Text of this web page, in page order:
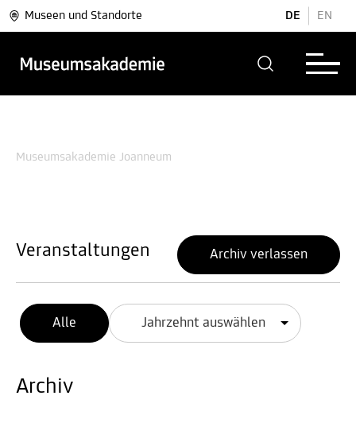
Museen und Standorte DE EN
Museumsakademie Joanneum
Veranstaltungen Archiv verlassen
Alle Jahrzehnt auswählen
Archiv